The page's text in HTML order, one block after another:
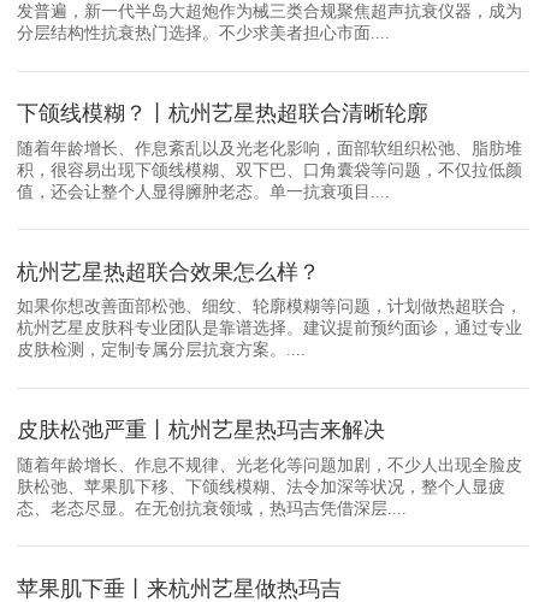
发普遍，新一代半岛大超炮作为械三类合规聚焦超声抗衰仪器，成为
分层结构性抗衰热门选择。不少求美者担心市面....
下颌线模糊？丨杭州艺星热超联合清晰轮廓
随着年龄增长、作息紊乱以及光老化影响，面部软组织松弛、脂肪堆
积，很容易出现下颌线模糊、双下巴、口角囊袋等问题，不仅拉低颜
值，还会让整个人显得臃肿老态。单一抗衰项目....
杭州艺星热超联合效果怎么样？
如果你想改善面部松弛、细纹、轮廓模糊等问题，计划做热超联合，
杭州艺星皮肤科专业团队是靠谱选择。建议提前预约面诊，通过专业
皮肤检测，定制专属分层抗衰方案。....
皮肤松弛严重丨杭州艺星热玛吉来解决
随着年龄增长、作息不规律、光老化等问题加剧，不少人出现全脸皮
肤松弛、苹果肌下移、下颌线模糊、法令加深等状况，整个人显疲
态、老态尽显。在无创抗衰领域，热玛吉凭借深层....
苹果肌下垂丨来杭州艺星做热玛吉